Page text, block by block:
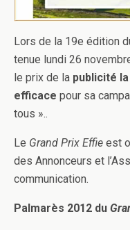
Lors de la 19e édition
tenue lundi 26
le prix de la publicité
efficace pour sa
tous »..
Le Grand Prix Effie est
des Annonceurs et
communication.
Palmarès 2012 du